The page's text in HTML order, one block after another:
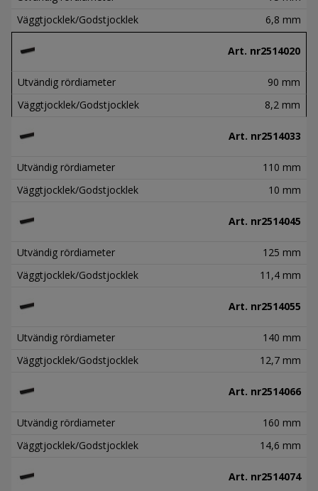
Väggtjocklek/Godstjocklek
6,8 mm
Art. nr2514020
Utvändig rördiameter
90 mm
Väggtjocklek/Godstjocklek
8,2 mm
Art. nr2514033
Utvändig rördiameter
110 mm
Väggtjocklek/Godstjocklek
10 mm
Art. nr2514045
Utvändig rördiameter
125 mm
Väggtjocklek/Godstjocklek
11,4 mm
Art. nr2514055
Utvändig rördiameter
140 mm
Väggtjocklek/Godstjocklek
12,7 mm
Art. nr2514066
Utvändig rördiameter
160 mm
Väggtjocklek/Godstjocklek
14,6 mm
Art. nr2514074